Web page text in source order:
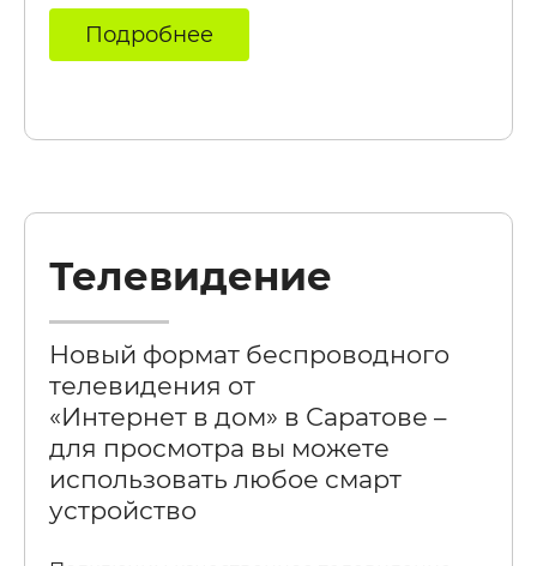
Подробнее
Телевидение
Новый формат беспроводного
телевидения от
«Интернет в дом» в Саратове –
для просмотра вы можете
использовать любое смарт
устройство